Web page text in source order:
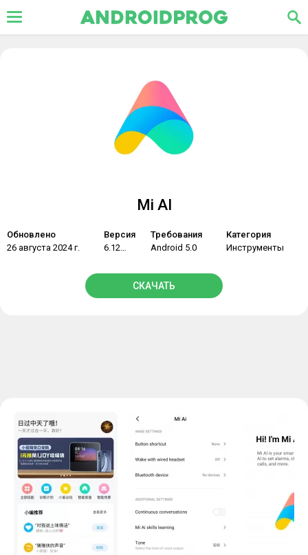
Mi AI
Обновлено
26 августа 2024 г.
Версия
6.126.5.6010
Требования
Android 5.0
Категория
Инструменты
СКАЧАТЬ